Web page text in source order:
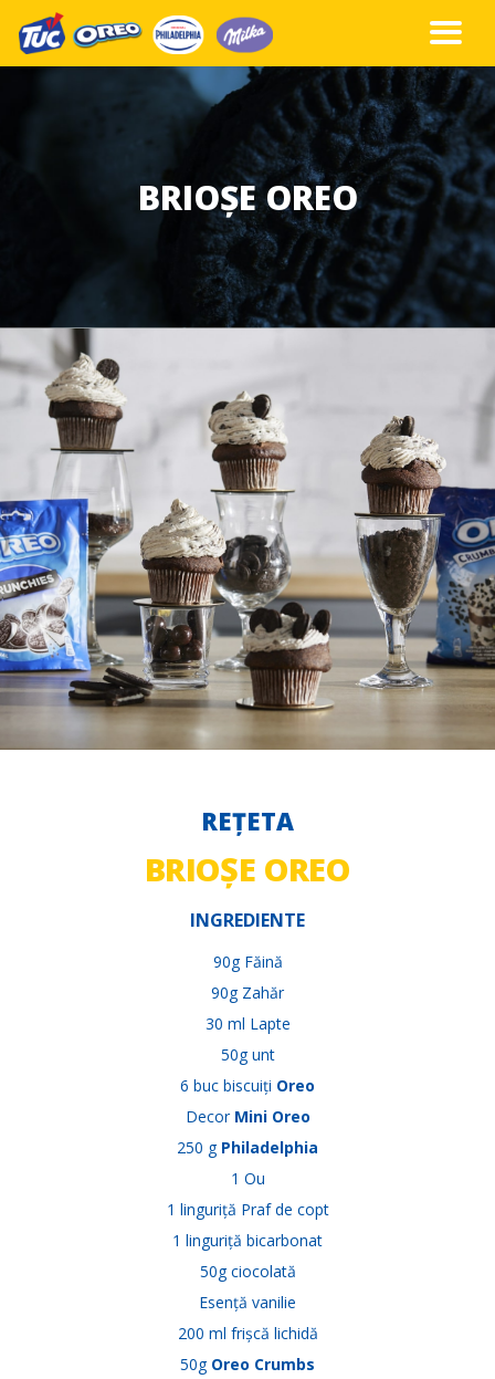
BRIOȘE OREO
REȚETA
BRIOȘE OREO
INGREDIENTE
90g Făină
90g Zahăr
30 ml Lapte
50g unt
6 buc biscuiți Oreo
Decor Mini Oreo
250 g Philadelphia
1 Ou
1 linguriță Praf de copt
1 linguriță bicarbonat
50g ciocolată
Esență vanilie
200 ml frișcă lichidă
50g Oreo Crumbs